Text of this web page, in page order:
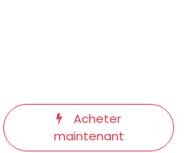
Acheter
maintenant